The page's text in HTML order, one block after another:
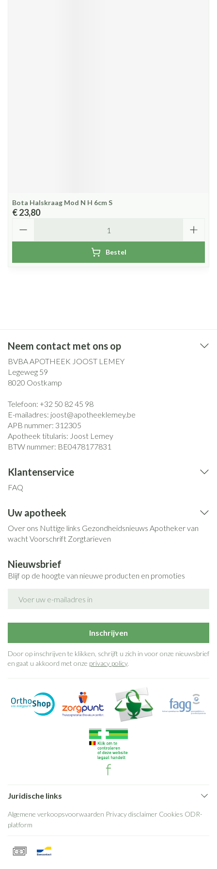
Bota Halskraag Mod N H 6cm S
€ 23,80
Bestel
Neem contact met ons op
BVBA APOTHEEK JOOST LEMEY
Legeweg 59
8020 Oostkamp
Telefoon: +32 50 82 45 98
E-mailadres: joost@apotheeklemey.be
APB nummer: 312305
Apotheek titularis: Joost Lemey
BTW nummer: BE0478177831
Klantenservice
FAQ
Uw apotheek
Over ons Nuttige links Gezondheidsnieuws Apotheker van
wachtVoorschrift Zorgtarieven
Nieuwsbrief
Blijf op de hoogte van nieuwe producten en promoties
Inschrijven
Door op inschrijven te klikken, schrijft u zich in voor onze nieuwsbrief
en gaat u akkoord met onze privacy policy.
Juridische links
Algemene verkoopsvoorwaarden Privacy disclaimer Cookies ODR-
platform